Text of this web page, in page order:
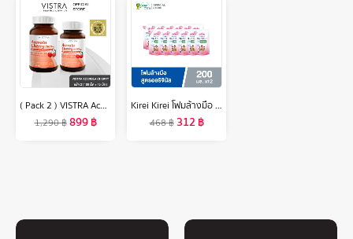
( Pack 2 ) VISTRA Acerola Cherry 1000 mg. (100 เม็ด + 45 เม็ด ) - วิสทร้า อะเซโรล่า เชอร์รี่ 1000 มก. ( แพค 2 ขวด = 145 เม็ด )
1,290฿899฿
Kirei Kirei โฟมล้างมือ คิเรอิ คิเรอิ กลิ่นออริจินอล Original ชนิดถุงเติม 200 ml 12 ถุง
468฿ 312฿